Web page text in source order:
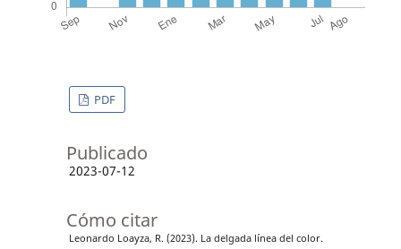
PDF
Publicado
2023-07-12
Cómo citar
Leonardo Loayza, R. (2023). La delgada línea del color.